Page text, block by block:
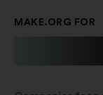
MAKE.ORG FOR